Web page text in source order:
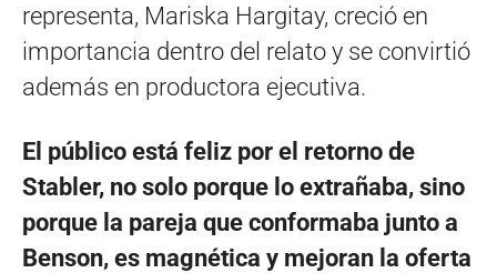
representa, Mariska Hargitay, creció en
importancia dentro del relato y se convirtió
además en productora ejecutiva.
El público está feliz por el retorno de
Stabler, no solo porque lo extrañaba, sino
porque la pareja que conformaba junto a
Benson, es magnética y mejoran la oferta